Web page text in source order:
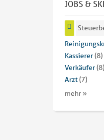
JOBS &
Kassierer(8)
Verkäufer(8)
Arzt(7)
mehr »